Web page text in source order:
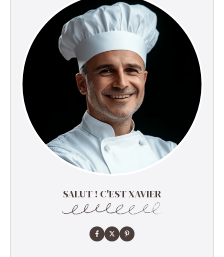
SALUT ! C'EST XAVIER